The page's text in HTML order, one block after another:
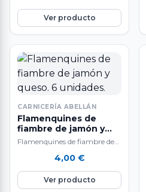
carne de…
Ver producto
CARNICERÍA ABELLÁN
Flamenquines de
fiambre de jamón y
queso. 6 unidades.
Flamenquines de fiambre de
unidades. Flamenquines
elaborados con…
4,00 €
Ver producto